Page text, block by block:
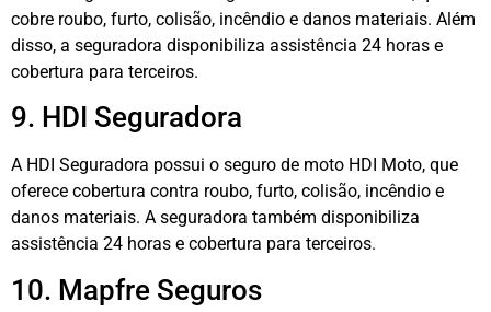
cobre roubo, furto, colisão, incêndio e danos materiais. Além
disso, a seguradora disponibiliza assistência 24 horas e
cobertura para terceiros.
9. HDI Seguradora
A HDI Seguradora possui o seguro de moto HDI Moto, que
oferece cobertura contra roubo, furto, colisão, incêndio e
danos materiais. A seguradora também disponibiliza
assistência 24 horas e cobertura para terceiros.
10. Mapfre Seguros